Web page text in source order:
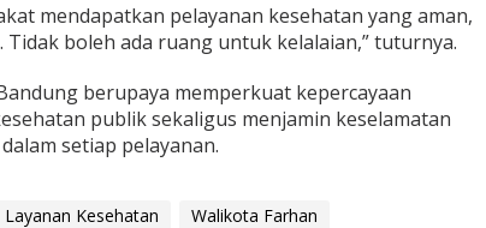
mendapatkan pelayanan kesehatan yang aman,
Tidak boleh ada ruang untuk kelalaian,” tuturnya.
berupaya memperkuat kepercayaan
publik sekaligus menjamin keselamatan
setiap pelayanan.
Layanan Kesehatan
Walikota Farhan